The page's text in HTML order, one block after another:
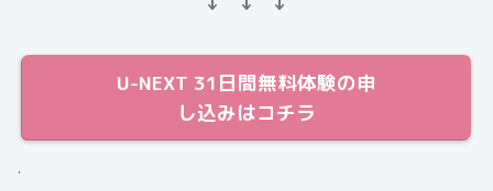
U-NEXT 31日間無料体験の申
し込みはコチラ
.